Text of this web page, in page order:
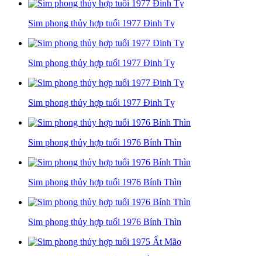
Sim phong thủy hợp tuổi 1977 Đinh Tỵ
Sim phong thủy hợp tuổi 1977 Đinh Tỵ
Sim phong thủy hợp tuổi 1977 Đinh Tỵ
Sim phong thủy hợp tuổi 1976 Bính Thìn
Sim phong thủy hợp tuổi 1976 Bính Thìn
Sim phong thủy hợp tuổi 1976 Bính Thìn